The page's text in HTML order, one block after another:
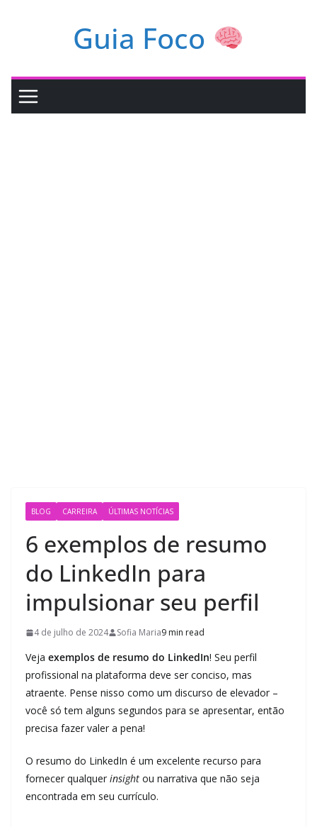
Guia Foco
BLOG CARREIRA ÚLTIMAS NOTÍCIAS
6 exemplos de resumo
do LinkedIn para
impulsionar seu perfil
4 de julho de 2024 Sofia Maria9 min read
Veja exemplos de resumo do LinkedIn! Seu perfil
profissional na plataforma deve ser conciso, mas
atraente. Pense nisso como um discurso de elevador –
você só tem alguns segundos para se apresentar, então
precisa fazer valer a pena!
O resumo do LinkedIn é um excelente recurso para
fornecer qualquer insight ou narrativa que não seja
encontrada em seu currículo.